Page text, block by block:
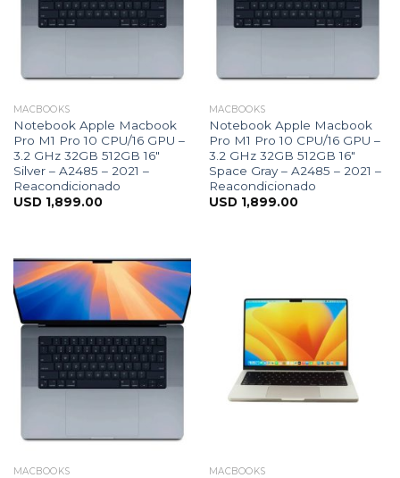
MACBOOKS
Notebook Apple Macbook
Pro M1 Pro 10 CPU/16 GPU –
3.2 GHz 32GB 512GB 16″
Silver – A2485 – 2021 –
Reacondicionado
USD 1,899.00
MACBOOKS
Notebook Apple Macbook
Pro M1 Pro 10 CPU/16 GPU –
3.2 GHz 32GB 512GB 16″
Space Gray – A2485 – 2021 –
Reacondicionado
USD 1,899.00
MACBOOKS MACBOOKS